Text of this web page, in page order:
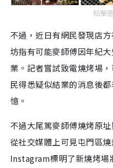
點擊
不過，近日有網民發現店
坊指有可能麥師傅因年紀
業。記者嘗試致電燒烤場
民得悉疑似結業的消息後
憶。
不過大尾篤麥師傅燒烤原
從社交媒體上可見屯門區
Instagram標明了新燒烤場